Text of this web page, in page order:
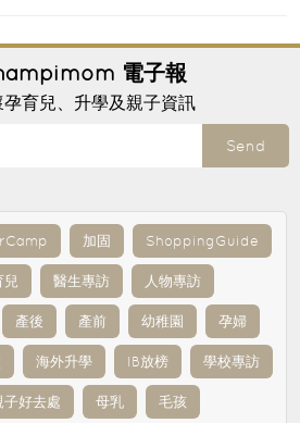
電子報
育兒、升學及親子資訊
Send
加固 ShoppingGuide
兒 醫生專訪 人物專訪
產後 產前 幼稚園 孕婦
海外升學 IB放榜 學校專訪
子好去處 母乳 毛孩